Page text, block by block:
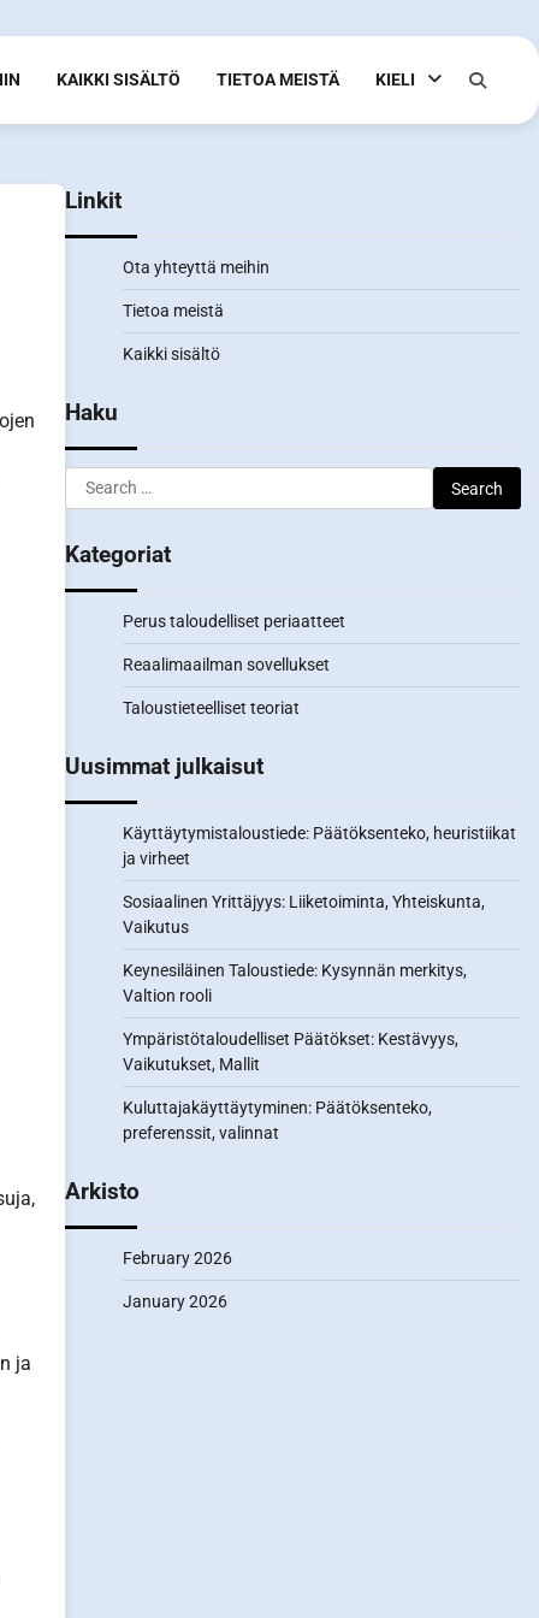
KAIKKI SISÄLTÖ TIETOA MEISTÄ KIELI
ja
Linkit
Ota yhteyttä meihin
Tietoa meistä
Kaikki sisältö
Haku
Search
for:
Kategoriat
Perus taloudelliset periaatteet
Reaalimaailman sovellukset
Taloustieteelliset teoriat
Uusimmat julkaisut
Käyttäytymistaloustiede: Päätöksenteko, heuristiikat
ja virheet
Sosiaalinen Yrittäjyys: Liiketoiminta, Yhteiskunta,
Vaikutus
Keynesiläinen Taloustiede: Kysynnän merkitys,
Valtion rooli
Ympäristötaloudelliset Päätökset: Kestävyys,
Vaikutukset, Mallit
Kuluttajakäyttäytyminen: Päätöksenteko,
preferenssit, valinnat
Arkisto
February 2026
January 2026